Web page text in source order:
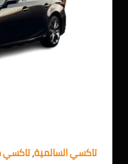
تاكسي السالمية,تاكسي